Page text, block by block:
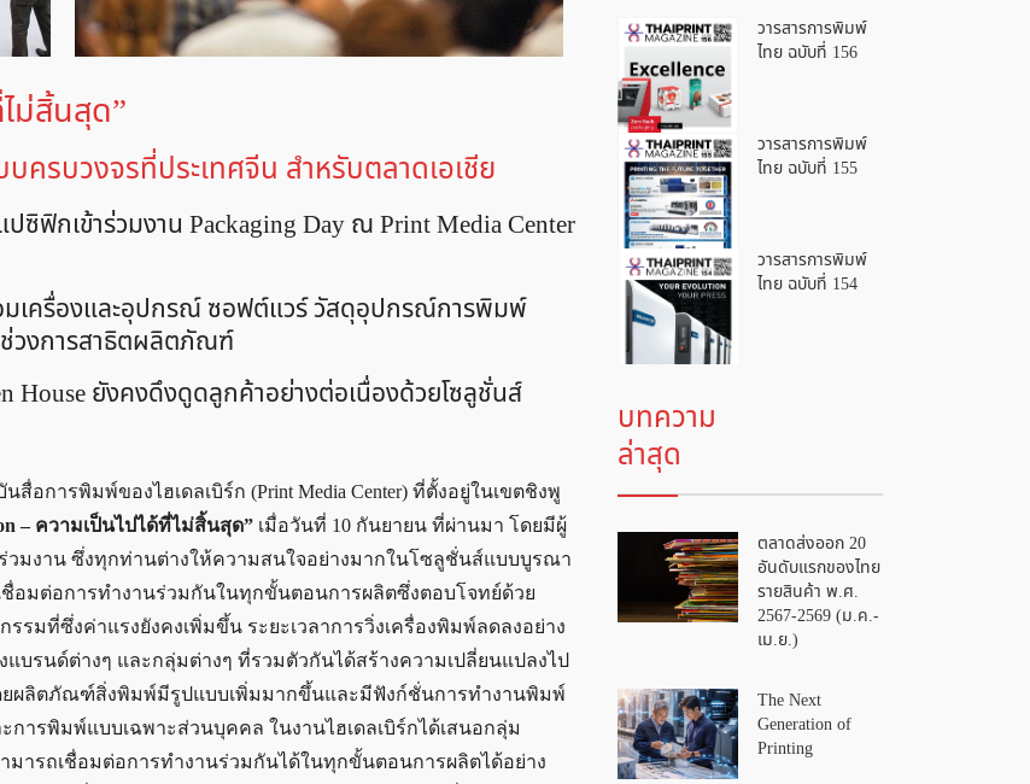
ม่สิ้นสุด”
รบวงจรที่ประเทศจีน สำหรับตลาดเอเชีย
ซิฟิกเข้าร่วมงาน Packaging Day ณ Print Media Center
เครื่องและอุปกรณ์ ซอฟต์แวร์ วัสดุอุปกรณ์การพิมพ์
วงการสาธิตผลิตภัณฑ์
House ยังคงดึงดูดลูกค้าอย่างต่อเนื่องด้วยโซลูชั่นส์
สื่อการพิมพ์ของไฮเดลเบิร์ก (Print Media Center) ที่ตั้งอยู่ในเขตชิงพู
– ความเป็นไปได้ที่ไม่สิ้นสุด” เมื่อวันที่ 10 กันยายน ที่ผ่านมา โดยมีผู้
วมงาน ซึ่งทุกท่านต่างให้ความสนใจอย่างมากในโซลูชั่นส์แบบบูรณา
ชื่อมต่อการทำงานร่วมกันในทุกขั้นตอนการผลิตซึ่งตอบโจทย์ด้วย
มที่ซึ่งค่าแรงยังคงเพิ่มขึ้น ระยะเวลาการวิ่งเครื่องพิมพ์ลดลงอย่าง
แบรนด์ต่างๆ และกลุ่มต่างๆ ที่รวมตัวกันได้สร้างความเปลี่ยนแปลงไป
ยผลิตภัณฑ์สิ่งพิมพ์มีรูปแบบเพิ่มมากขึ้นและมีฟังก์ชั่นการทำงานพิมพ์
ารพิมพ์แบบเฉพาะส่วนบุคคล ในงานไฮเดลเบิร์กได้เสนอกลุ่ม
รถเชื่อมต่อการทำงานร่วมกันได้ในทุกขั้นตอนการผลิตได้อย่าง
วารสารการพิมพ์
ไทย ฉบับที่ 156
วารสารการพิมพ์
ไทย ฉบับที่ 155
วารสารการพิมพ์
ไทย ฉบับที่ 154
บทความ
ล่าสุด
ตลาดส่งออก 20
อันดับแรกของไทย
รายสินค้า พ.ศ.
2567-2569 (ม.ค.-
เม.ย.)
The Next
Generation of
Printing